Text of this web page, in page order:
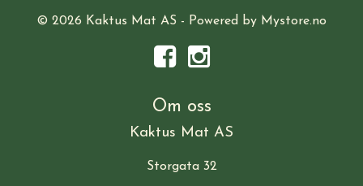
© 2026 Kaktus Mat AS - Powered by Mystore.no
Om oss
Kaktus Mat AS
Storgata 32